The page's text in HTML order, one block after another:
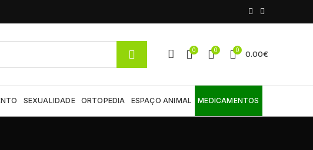
0 0 0 0.00€
SEXUALIDADE ORTOPEDIA ESPAÇO ANIMAL MEDICAMENTOS